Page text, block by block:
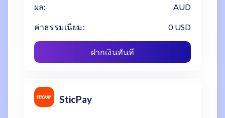
ผล:
AUD
ค่าธรรมเนียม: 0 USD
ฝากเงินทันที
SticPay